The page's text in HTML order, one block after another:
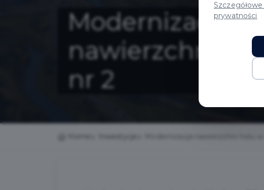
Modernizacja
nawierzchni
nr 2
prywatności